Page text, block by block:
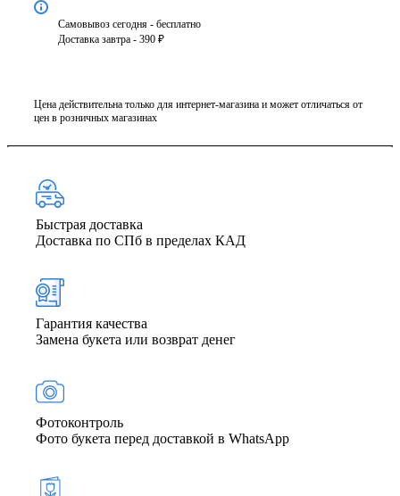
Самовывоз сегодня - бесплатно
Доставка завтра - 390 ₽
Цена действительна только для интернет-магазина и может отличаться от
цен в розничных магазинах
Быстрая доставка
Доставка по СПб в пределах КАД
Гарантия качества
Замена букета или возврат денег
Фото­контроль
Фото букета перед доставкой в WhatsApp